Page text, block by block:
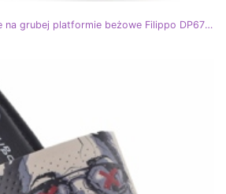
Skórzane buty sportowe na grubej platformie beżowe Filippo DP6785 beżowy